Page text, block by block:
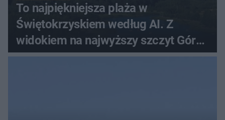
To najpiękniejsza plaża w
Świętokrzyskiem według AI. Z
widokiem na najwyższy szczyt Gór
Świętokrzyskich